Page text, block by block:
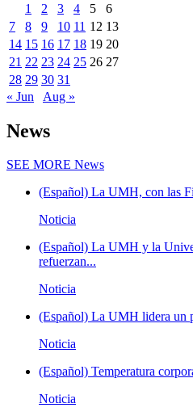
1
2 3 4 5
6
7
8 9 10 11 12 13
14 15 16 17 18 19 20
21 22 23 24 25 26 27
28 29 30 31
« Jun
Aug »
News
SEE MORE News
(Español) La UMH, con las
Noticia
(Español) La UMH y la
refuerzan...
Noticia
(Español) La UMH lidera un
Noticia
(Español) Temperatura
Noticia